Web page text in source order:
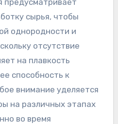
сырья, чтобы
однородности и
отсутствие
на плавкость
способность к
внимание уделяется
на различных этапах
во время